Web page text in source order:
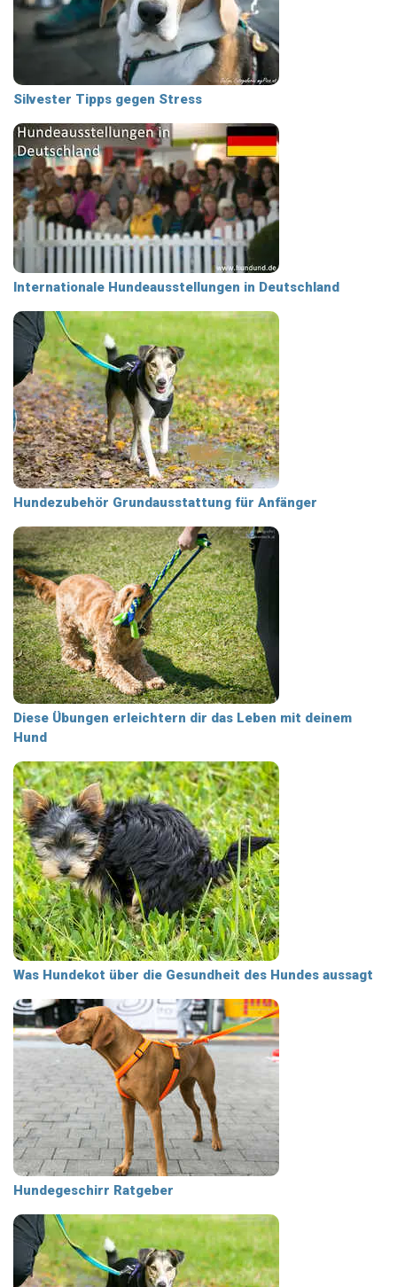
Silvester Tipps gegen Stress
Internationale Hundeausstellungen in Deutschland
Hundezubehör Grundausstattung für Anfänger
Diese Übungen erleichtern dir das Leben mit deinem
Hund
Was Hundekot über die Gesundheit des Hundes aussagt
Hundegeschirr Ratgeber